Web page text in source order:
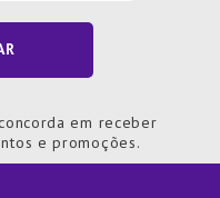
em receber
e promoções.